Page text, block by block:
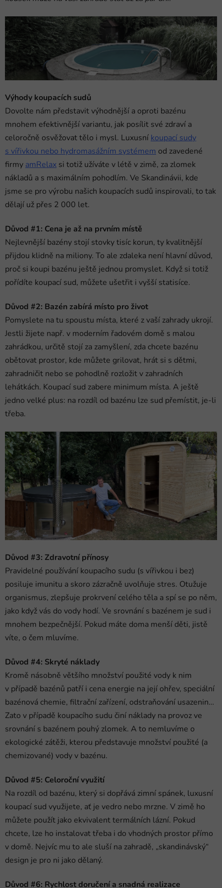
Přihlášení
Výhody koupacích sudů
Dovolte nám představit výhodnější a oproti bazénu
mnohem efektivnější variantu, jak posílit své zdraví a
celoročně osvěžovat tělo i mysl. Luxusní koupací sudy
s vířivkou nebo hydromasážním systémem od zavedené
firmy amRelax si totiž užíváte v létě v zimě, za zlomek
nákladů a s maximálním pohodlím. Ve Skandinávii, kde
jsme se pro výrobu našich koupacích sudů inspirovali, to tak
dělají už přes 2 000 let.
Důvod #1: Cena je až na prvním místě
Nejlevnější bazény stojí stovky tisíc korun, ty kvalitnější
přijdou klidně na miliony. To ale zdaleka není hlavní důvod,
proč si koupi bazénu ještě jednou promyslet. Když si totiž
pořídíte koupací sud, můžete ušetřit i vyšší statisíce.
Důvod #2: Bazén zabírá místo pro život
Pomyslete na tu spoustu místa, které z vaší zahrady ukrojí.
Jestli žijete např. v moderním řadovém domě s malou
zahrádkou, určitě stojí za zamyšlení, zda chcete bazénu
obětovat prostor, kde můžete grilovat, hrát si s dětmi,
zahradničit nebo se pohodlně rozložit v zahradních
lehátkách. Koupací sud zabere minimum místa. A ještě
jedno velké plus: na rozdíl od bazénu lze sud přemístit, je-li
třeba.
Důvod #3: Zdravotní přínosy
Pravidelné používání koupacího sudu (s vířivkou i bez)
posiluje imunitu a skoro zázračně uvolňuje stres. Otužuje
organismus, zlepšuje prokrvení celého těla a spí se po něm,
jako když vás do vody hodí. Ve srovnání s bazénem je sud i
mnohem bezpečnější. Pokud máte doma menší děti, jistě
víte, o čem mluvíme.
Důvod #4: Skryté náklady
Kromě násobně většího množství použité vody k nim
v případě bazénů patří i cena energie na její ohřev, speciální
bazénová chemie, filtrační zařízení, odstraňování usazenin…
Zato v případě koupacího sudu činí náklady na provoz ve
srovnání s bazénem pouhý zlomek. A to nemluvíme o
ekologické zátěži, kterou představuje množství použité (a
chemizované) vody v bazénu.
Důvod #5: Celoroční využití
Na rozdíl od bazénu, který si dopřává zimní spánek, luxusní
koupací sud využijete, ať je vedro nebo mrzne. V zimě ho
můžete použít jako ekvivalent termálních lázní. Pokud
chcete, lze ho instalovat třeba i do vhodných prostor přímo
v domě. Nejvíc mu to ale sluší na zahradě, „skandinávský“
design je pro ni jako dělaný.
Důvod #6: Rychlost doručení a snadná realizace